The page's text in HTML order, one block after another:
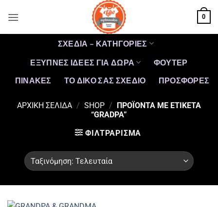
στο
0
ΣΧΕΔΙΑ – ΚΑΤΗΓΟΡΙΕΣ
ΕΞΥΠΝΕΣ ΙΔΕΕΣ ΓΙΑ ΔΩΡΑ
ΦΟΥΤΕΡ
ΠΙΝΑΚΕΣ
ΤΟ ΔΙΚΟ ΣΑΣ ΣΧΕΔΙΟ ΠΡΟΣΦΟΡΈΣ
ΑΡΧΙΚΉ ΣΕΛΊΔΑ / SHOP / ΠΡΟΪΌΝΤΑ ΜΕ ΕΤΙΚΈΤΑ
“GRADPA”
ΦΙΛΤΡΆΡΙΣΜΑ